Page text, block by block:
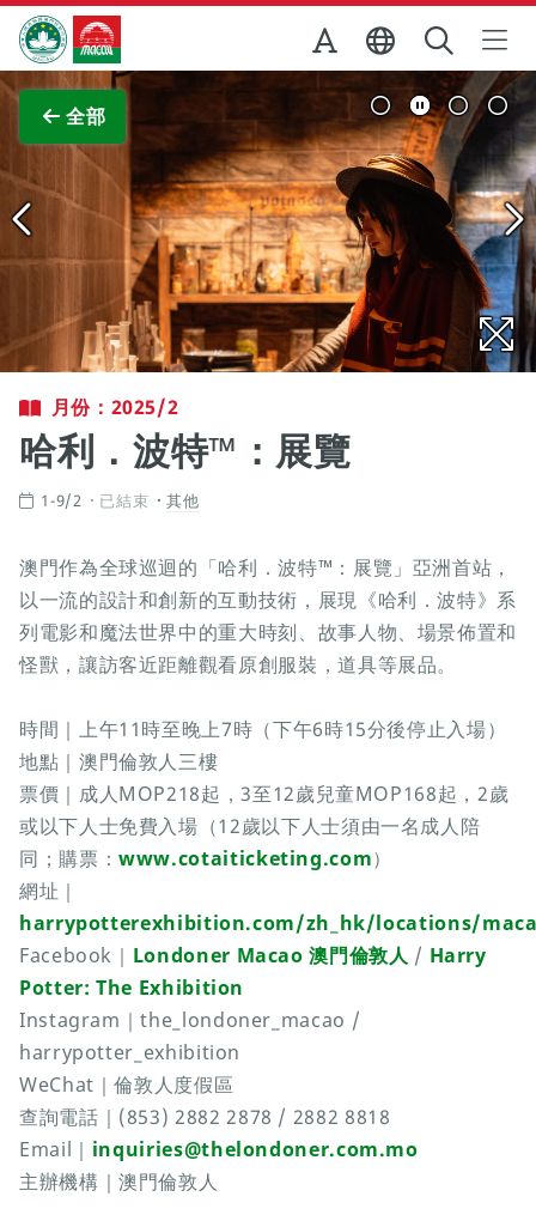
跳至主内容
澳門特別行政區政府旅遊局
全部
查看原圖
月份：2025/2
哈利．波特™：展覽
1-9/2 已結束 其他
澳門作為全球巡迴的「哈利．波特™：展覽」亞洲首站，
以一流的設計和創新的互動技術，展現《哈利．波特》系
列電影和魔法世界中的重大時刻、故事人物、場景佈置和
怪獸，讓訪客近距離觀看原創服裝，道具等展品。
時間｜上午11時至晚上7時（下午6時15分後停止入場）
地點｜澳門倫敦人三樓
票價｜成人MOP218起，3至12歲兒童MOP168起，2歲
或以下人士免費入場（12歲以下人士須由一名成人陪
同；購票：www.cotaiticketing.com）
網址｜
harrypotterexhibition.com/zh_hk/locations/
Facebook｜ Londoner Macao 澳門倫敦人/ Harry
Potter: The Exhibition
Instagram｜the_londoner_macao /
harrypotter_exhibition
WeChat｜倫敦人度假區
查詢電話｜(853) 2882 2878 / 2882 8818
Email｜ inquiries@thelondoner.com.mo
主辦機構｜澳門倫敦人